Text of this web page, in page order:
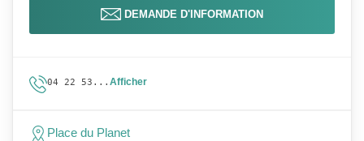
DEMANDE D'INFORMATION
04 22 53... Afficher
Place du Planet